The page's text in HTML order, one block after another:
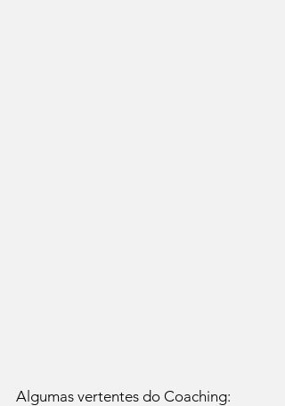
Algumas vertentes do Coaching: